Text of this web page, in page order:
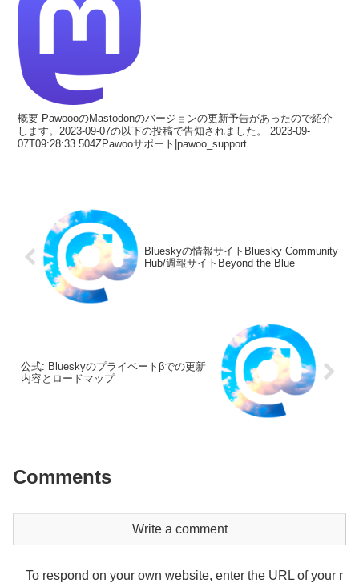
概要 PawoooのMastodonのバージョンの更新予告があったので紹介
します。2023-09-07の以下の投稿で告知されました。 2023-09-
07T09:28:33.504ZPawooサポート|pawoo_support...
Blueskyの情報サイトBluesky Community
Hub/週報サイトBeyond the Blue
公式: Blueskyのプライベートβでの更新
内容とロードマップ
Comments
Write a comment
To respond on your own website, enter the URL of your r